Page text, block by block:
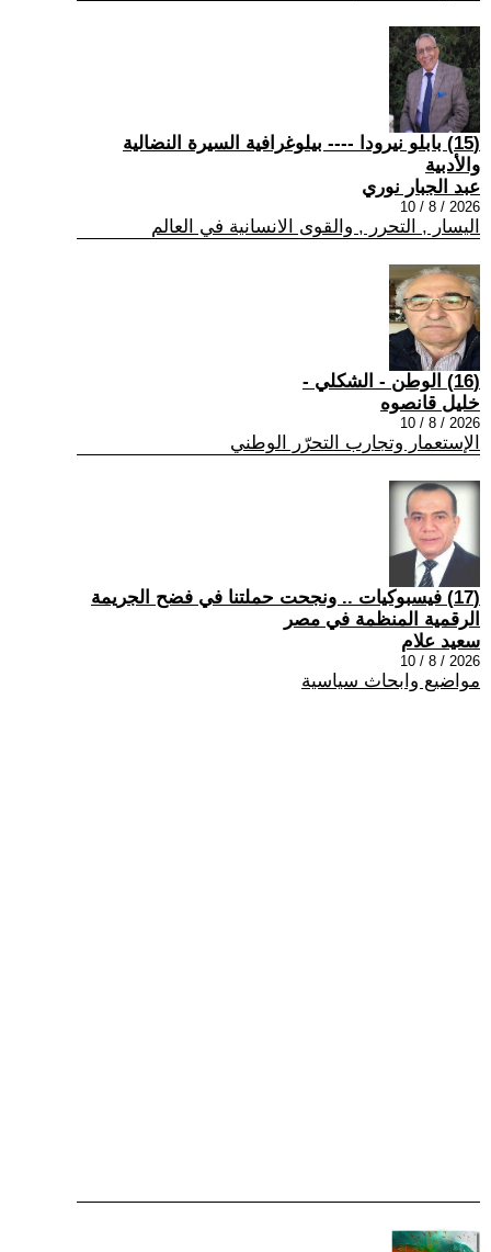
(15) بابلو نيرودا ---- بيلوغرافية السيرة النضالية
والأدبية
عبد الجبار نوري
2026 / 8 / 10
اليسار , التحرر , والقوى الانسانية في العالم
(16) الوطن - الشكلي -
خليل قانصوه
2026 / 8 / 10
الإستعمار وتجارب التحرّر الوطني
(17) فيسبوكيات .. ونجحت حملتنا في فضح الجريمة
الرقمية المنظمة في مصر
سعيد علام
2026 / 8 / 10
مواضيع وابحاث سياسية